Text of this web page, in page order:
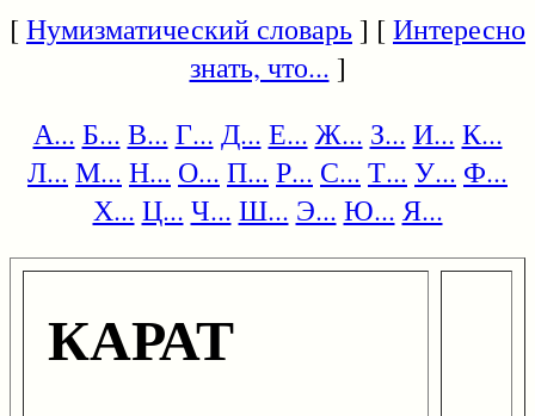
[Нумизматический словарь] [Интересно
знать, что... ]
А... Б... В... Г... Д... Е... Ж... З... И... К...
Л... М... Н... О... П... Р... С... Т... У... Ф...
Х... Ц... Ч... Ш... Э... Ю... Я...
КАРАТ